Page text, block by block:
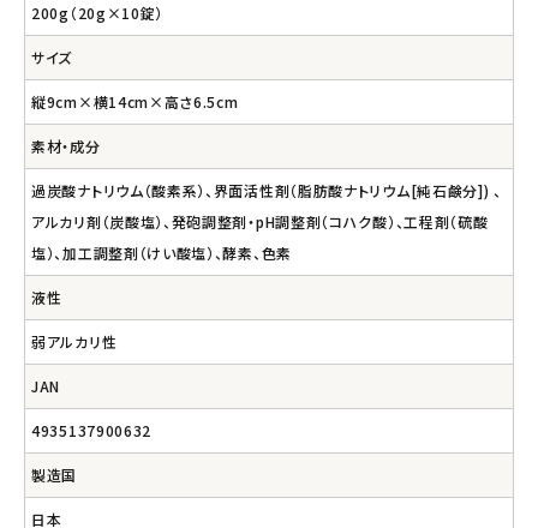
200g（20g×10錠）
サイズ
縦9cm×横14cm×高さ6.5cm
素材・成分
過炭酸ナトリウム（酸素系）、界面活性剤（脂肪酸ナトリウム[純石鹸分]) 、
アルカリ剤（炭酸塩）、発砲調整剤・pH調整剤（コハク酸）、工程剤（硫酸
塩）、加工調整剤（けい酸塩）、酵素、色素
液性
弱アルカリ性
JAN
4935137900632
製造国
日本